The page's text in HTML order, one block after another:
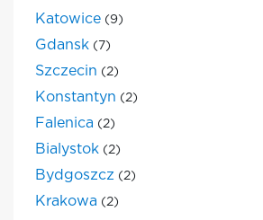
Katowice (9)
Gdansk (7)
Szczecin (2)
Konstantyn (2)
Falenica (2)
Bialystok (2)
Bydgoszcz (2)
Krakowa (2)